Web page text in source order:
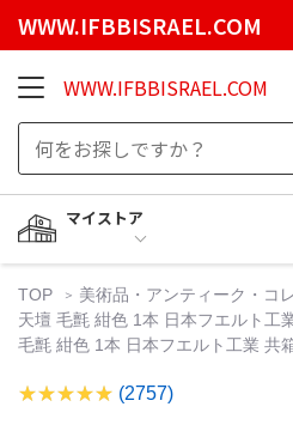
WWW.IFBBISRAEL.COM
WWW.IFBBISRAEL.COM
マイストア
TOP 美術品・アンティーク・コ
天壇 毛氈 紺色 1本 日本フエルト
毛氈 紺色 1本 日本フエルト工業 共
(2757)